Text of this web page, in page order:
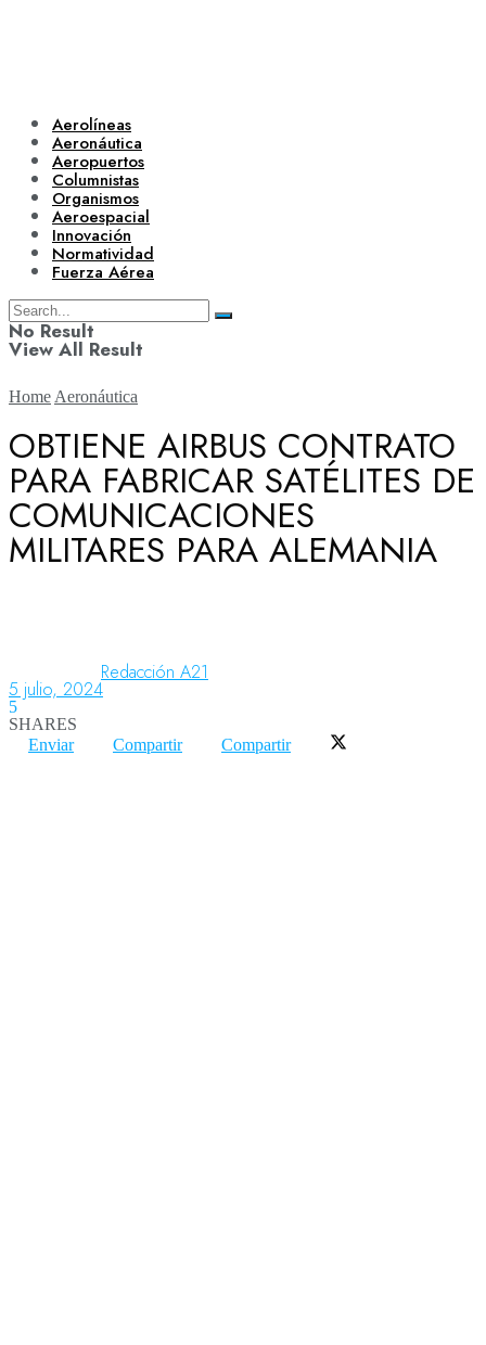
Aerolíneas
Aeronáutica
Aeropuertos
Columnistas
Organismos
Aeroespacial
Innovación
Normatividad
Fuerza Aérea
No Result
View All Result
Aerolíneas
Aeronáutica
Home Aeronáutica
OBTIENE AIRBUS CONTRATO
PARA FABRICAR SATÉLITES DE
COMUNICACIONES
MILITARES PARA ALEMANIA
Redacción A21
5 julio, 2024
5
SHARES
Enviar
Compartir Compartir